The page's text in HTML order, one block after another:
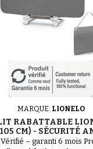
MARQUE: LIONELO
RABATTABLE
CM) - SÉCURITÉ
– garanti 6 mois